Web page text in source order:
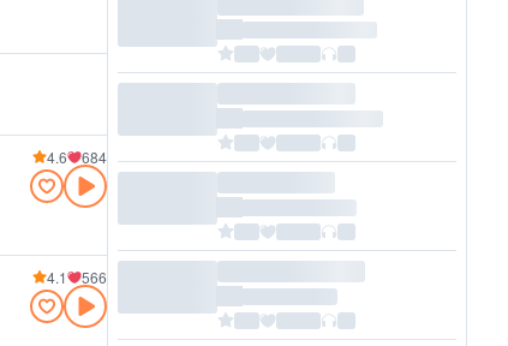
4.6 684
4.1 566